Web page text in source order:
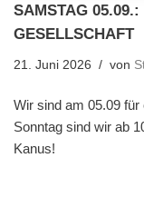
SAMSTAG
GESELLSCHAFT
21. Juni 2026 von
Wir sind am 05.09
Sonntag sind wir ab
Kanus!